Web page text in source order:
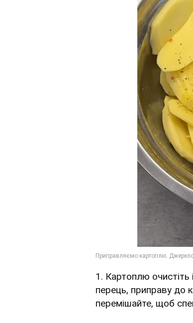
1. Картоплю
перець, приправу до
перемішайте, щоб